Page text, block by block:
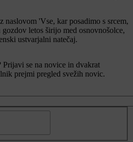
naslovom 'Vse, kar posadimo s srcem,
letos širijo med osnovnošolce,
ustvarjalni natečaj.
se na novice in dvakrat
prejmi pregled svežih novic.